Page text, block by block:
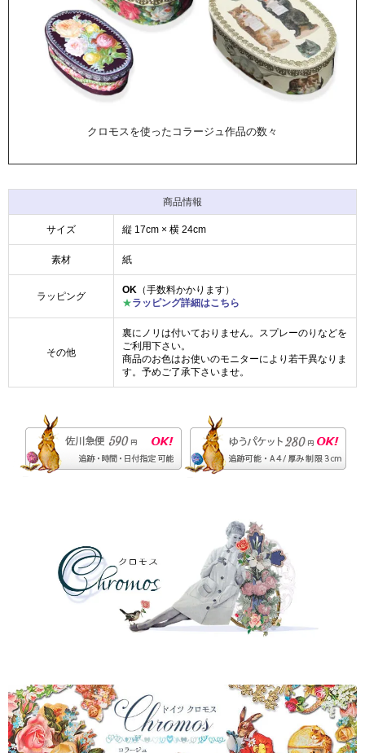
クロモスを使ったコラージュ作品の数々
商品情報
サイズ 縦 17cm × 横 24cm
素材 紙
ラッピング
OK （手数料かかります）
★ラッピング詳細はこちら
その他
裏にノリは付いておりません。スプレーのりなどを
ご利用下さい。
商品のお色はお使いのモニターにより若干異なりま
す。予めご了承下さいませ。